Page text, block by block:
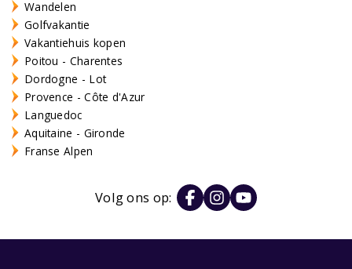
Wandelen
Golfvakantie
Vakantiehuis kopen
Poitou - Charentes
Dordogne - Lot
Provence - Côte d'Azur
Languedoc
Aquitaine - Gironde
Franse Alpen
Volg ons op: